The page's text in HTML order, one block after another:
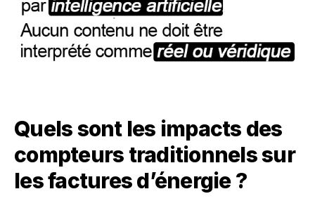
Quels sont les impacts des
compteurs traditionnels sur
les factures d’énergie ?